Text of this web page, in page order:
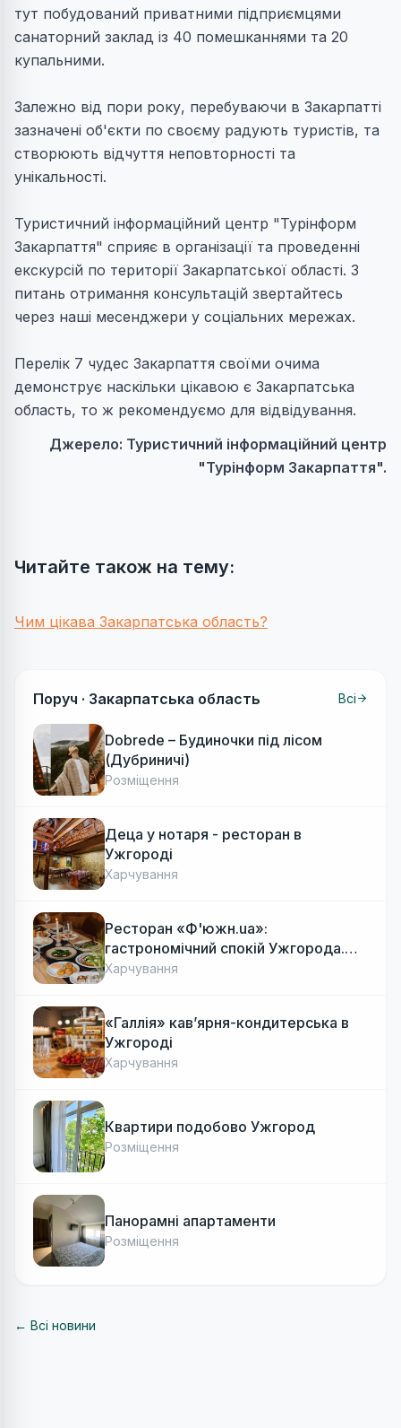
тут побудований приватними підприємцями
санаторний заклад із 40 помешканнями та 20
купальними.
Залежно від пори року, перебуваючи в Закарпатті
зазначені об'єкти по своєму радують туристів, та
створюють відчуття неповторності та
унікальності.
Туристичний інформаційний центр "Турінформ
Закарпаття" сприяє в організації та проведенні
екскурсій по території Закарпатської області. З
питань отримання консультацій звертайтесь
через наші месенджери у соціальних мережах.
Перелік 7 чудес Закарпаття своїми очима
демонструє наскільки цікавою є Закарпатська
область, то ж рекомендуємо для відвідування.
Джерело: Туристичний інформаційний центр
"Турінформ Закарпаття".
Читайте також на тему:
Чим цікава Закарпатська область?
Поруч · Закарпатська область Всі
Dobrede – Будиночки під лісом
(Дубриничі)
Розміщення
Деца у нотаря - ресторан в
Ужгороді
Харчування
Ресторан «Ф'южн.ua»:
гастрономічний спокій Ужгорода.
Авторська локальна кухня, затишок
Харчування
«Галлія» кав’ярня-кондитерська в
Ужгороді
Харчування
Квартири подобово Ужгород
Розміщення
Панорамні апартаменти
Розміщення
← Всі новини